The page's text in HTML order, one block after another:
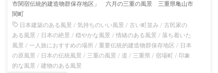
潟
の
風
景"
口
の
風
景"
市関宿伝統的建造物群保存地区」 六月の三重の風景 三重県亀山市
関町
日本建築のある風景 /気持ちのいい風景 /古い町並み /古民家の
ある風景 / 日本の絶景 /穏やかな風景 /情緒のある風景 /落ち着いた
風景 /一人旅におすすめの場所 /重要伝統的建造物群保存地区 / 日本
の原風景 / 日本の伝統風景 / 三重の風景 /道 / 三重県 /宿場町 / 印象
的な風景 /建物のある風景